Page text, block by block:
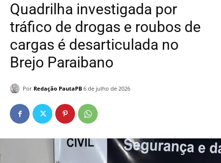
Quadrilha investigada por
tráfico de drogas e roubos de
cargas é desarticulada no
Brejo Paraibano
Por Redação PautaPB 6 de julho de 2026